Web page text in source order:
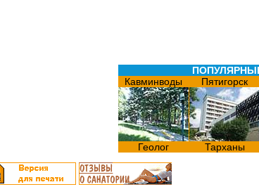
Кавминводы
Пятигорск
Геолог Тарханы